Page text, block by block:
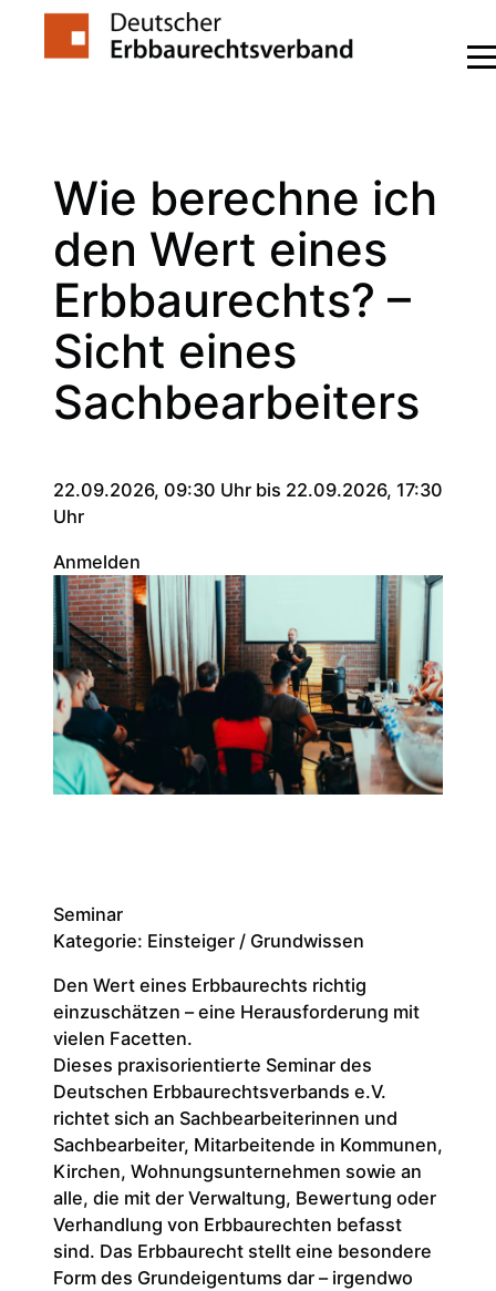
Zum
Wie berechne ich
den Wert eines
Erbbaurechts? –
Sicht eines
Sachbearbeiters
22.09.2026, 09:30 Uhr bis 22.09.2026, 17:30
Uhr
Anmelden
Seminar
Kategorie: Einsteiger / Grundwissen
Den Wert eines Erbbaurechts richtig
einzuschätzen – eine Herausforderung mit
vielen Facetten.
Dieses praxisorientierte Seminar des
Deutschen Erbbaurechtsverbands e.V.
richtet sich an Sachbearbeiterinnen und
Sachbearbeiter, Mitarbeitende in Kommunen,
Kirchen, Wohnungsunternehmen sowie an
alle, die mit der Verwaltung, Bewertung oder
Verhandlung von Erbbaurechten befasst
sind. Das Erbbaurecht stellt eine besondere
Form des Grundeigentums dar – irgendwo